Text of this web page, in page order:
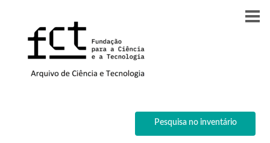
Pesquisa no inventário